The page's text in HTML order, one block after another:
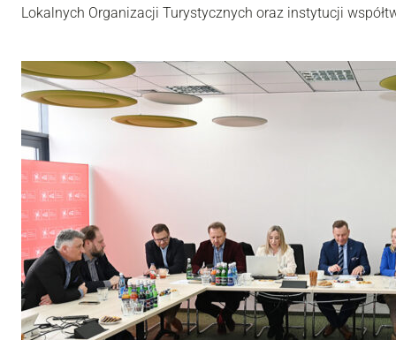
Lokalnych Organizacji Turystycznych oraz instytucji